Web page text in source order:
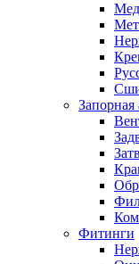
Запорная
Фитинги